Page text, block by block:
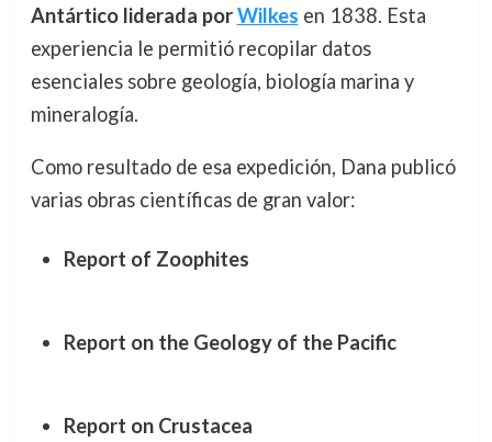
Antártico liderada porWilkes en 1838. Esta
experiencia le permitió recopilar datos
esenciales sobre geología, biología marina y
mineralogía.
Como resultado de esa expedición, Dana publicó
varias obras científicas de gran valor:
Report of Zoophites
Report on the Geology of the Pacific
Report on Crustacea